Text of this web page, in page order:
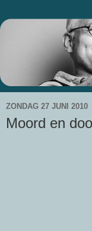
ZONDAG 27 JUNI 2010
Moord en